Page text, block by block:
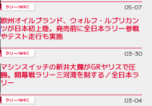
ラリー/WRC 05-07
欧州オイルブランド、ウォルフ・ルブリカン
ツが日本初上陸。発売前に全日本ラリー参戦
やテスト走行も実施
ラリー/WRC 03-30
マシンスイッチの新井大輝がGRヤリスで圧
勝。開幕戦ラリー三河湾を制する／全日本ラ
リー
ラリー/WRC 03-04